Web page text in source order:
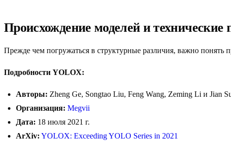
Происхождение моделей и технические
Прежде чем погружаться в структурные различия, важно
Подробности YOLOX:
Авторы: Zheng Ge, Songtao Liu, Feng Wang, Zeming Li и Jian
Организация: Megvii
Дата: 18 июля 2021 г.
ArXiv: YOLOX: Exceeding YOLO Series in 2021